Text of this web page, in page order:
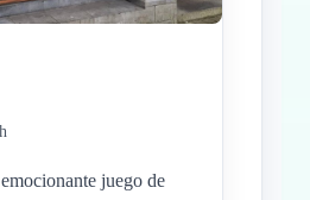
juego de